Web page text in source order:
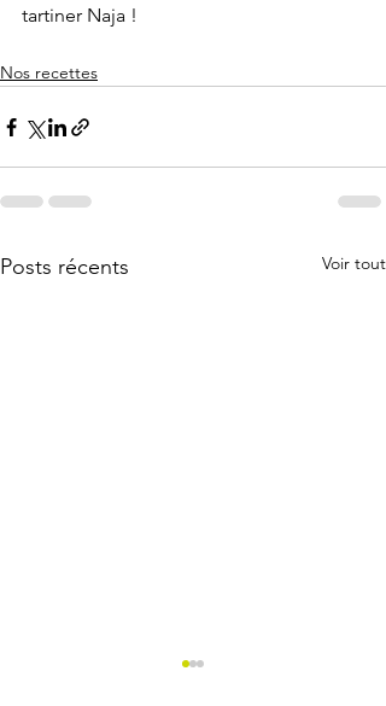
tartiner Naja !
Nos recettes
Posts récents Voir tout